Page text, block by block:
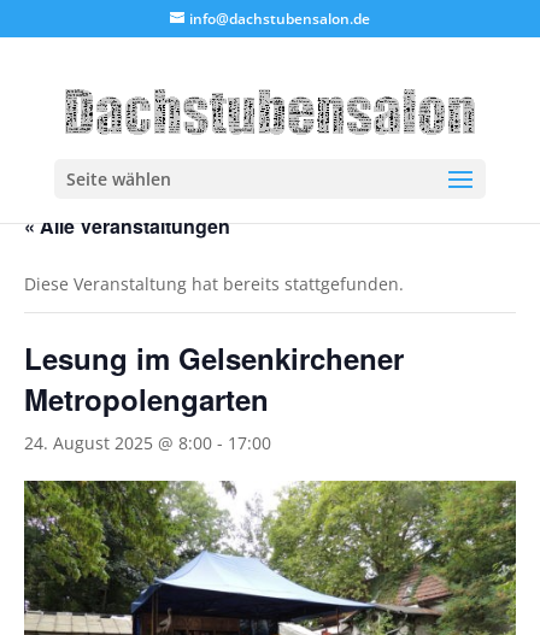
info@dachstubensalon.de
Seite wählen
« Alle Veranstaltungen
Diese Veranstaltung hat bereits stattgefunden.
Lesung im Gelsenkirchener
Metropolengarten
24. August 2025 @ 8:00 - 17:00